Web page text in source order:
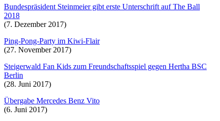
Bundespräsident Steinmeier gibt erste Unterschrift auf The Ball
2018
(7. Dezember 2017)
Ping-Pong-Party im Kiwi-Flair
(27. November 2017)
Steigerwald Fan Kids zum Freundschaftsspiel gegen Hertha BSC
Berlin
(28. Juni 2017)
Übergabe Mercedes Benz Vito
(6. Juni 2017)